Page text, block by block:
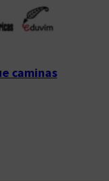
caminas